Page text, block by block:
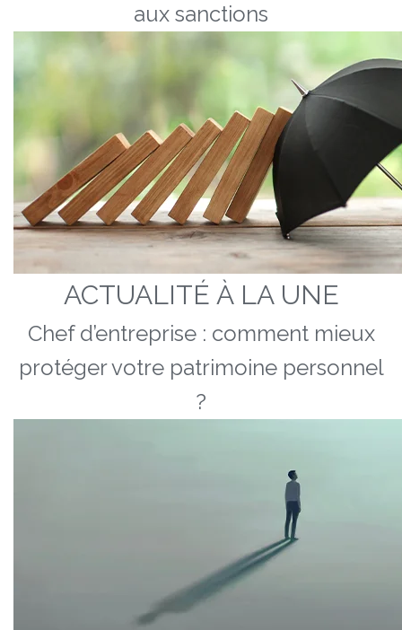
aux sanctions
ACTUALITÉ À LA UNE
Chef d’entreprise : comment mieux
protéger votre patrimoine personnel
?